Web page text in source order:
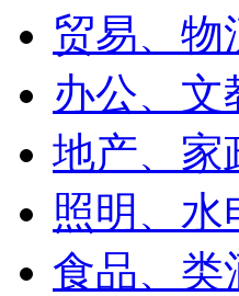
贸易、物
办公、文
地产、家
照明、水
食品、类